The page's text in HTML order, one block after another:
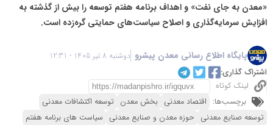
«معدن به جای نفت» و اهداف برنامه هفتم توسعه را بیش از گذشته به
افزایش سرمایه‌گذاری و اصلاح سیاست‌های حمایتی گره‌زده است.
پایگاه اطلاع رسانی معدن پیشرو دوشنبه 8 تیر 1405 - 12:31
اشتراک گذاری:
لینک کوتاه
برچسب‌ها: اقتصاد معدنی بخش معدن توسعه اکتشافات معدنی
توسعه صنایع معدنی حوزه معدن و صنایع معدنی سیاست های برنامه هفتم